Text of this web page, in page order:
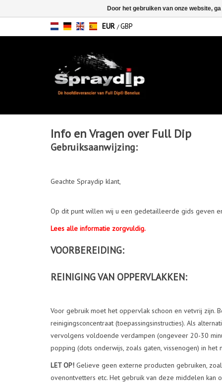
EUR /GBP
Info en Vragen over Full Dip
Gebruiksaanwijzing:
Geachte Spraydip klant,
Op dit punt willen wij u een gedetailleerde gids geven
Lees alle informatie zorgvuldig.
VOORBEREIDING:
REINIGING VAN OPPERVLAKKEN:
Voor gebruik moet het oppervlak schoon en vetvrij zijn.
reinigingsconcentraat (toepassingsinstructies). Als
vervolgens voldoende verdampen (ongeveer 20-30
popping (dots onderwijs, zoals gaten, vissenogen) in het
LET OP! Gelieve geen externe producten gebruiken,
ovenontvetters etc. Het gebruik van deze middelen
Door het gebruiken van onze website,